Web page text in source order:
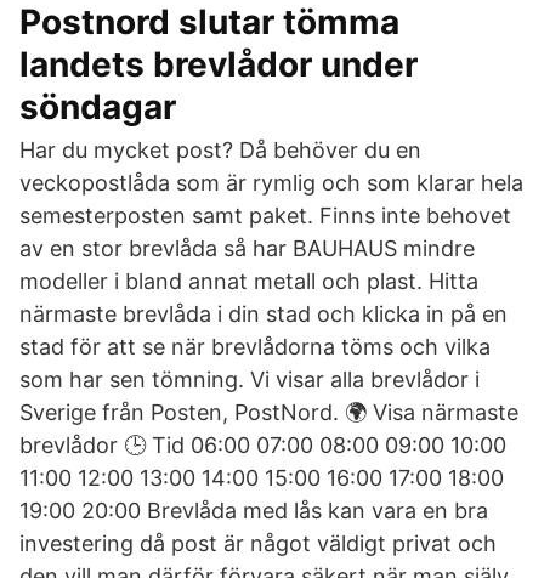
Postnord slutar tömma
landets brevlådor under
söndagar
Har du mycket post? Då behöver du en
veckopostlåda som är rymlig och som klarar hela
semesterposten samt paket. Finns inte behovet
av en stor brevlåda så har BAUHAUS mindre
modeller i bland annat metall och plast. Hitta
närmaste brevlåda i din stad och klicka in på en
stad för att se när brevlådorna töms och vilka
som har sen tömning. Vi visar alla brevlådor i
Sverige från Posten, PostNord. 🌍 Visa närmaste
brevlådor 🕒 Tid 06:00 07:00 08:00 09:00 10:00
11:00 12:00 13:00 14:00 15:00 16:00 17:00 18:00
19:00 20:00 Brevlåda med lås kan vara en bra
investering då post är något väldigt privat och